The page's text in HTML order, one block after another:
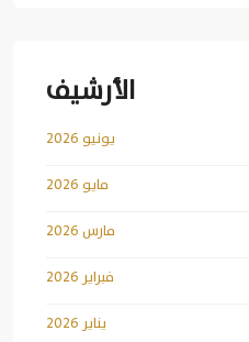
الأرشيف
يونيو 2026
مايو 2026
مارس 2026
فبراير 2026
يناير 2026